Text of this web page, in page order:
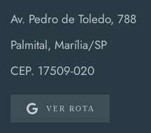
Av. Pedro de Toledo, 788
Palmital, Marília/SP
CEP. 17509-020
VER ROTA